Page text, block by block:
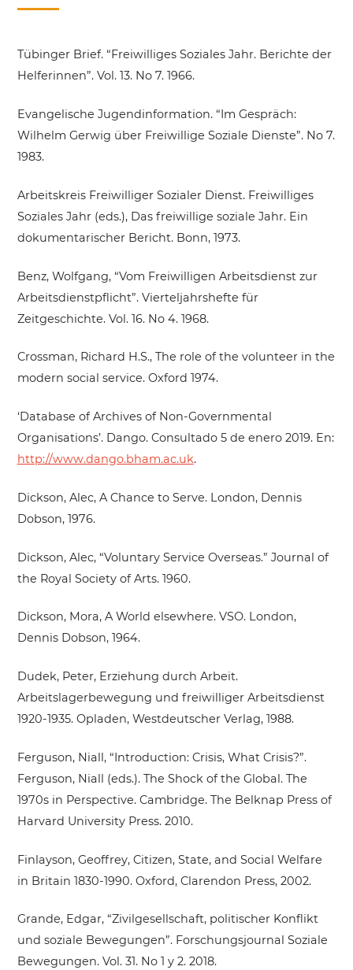
Tübinger Brief. “Freiwilliges Soziales Jahr. Berichte der
Helferinnen”. Vol. 13. No 7. 1966.
Evangelische Jugendinformation. “Im Gespräch:
Wilhelm Gerwig über Freiwillige Soziale Dienste”. No 7.
1983.
Arbeitskreis Freiwilliger Sozialer Dienst. Freiwilliges
Soziales Jahr (eds.), Das freiwillige soziale Jahr. Ein
dokumentarischer Bericht. Bonn, 1973.
Benz, Wolfgang, “Vom Freiwilligen Arbeitsdienst zur
Arbeitsdienstpflicht”. Vierteljahrshefte für
Zeitgeschichte. Vol. 16. No 4. 1968.
Crossman, Richard H.S., The role of the volunteer in the
modern social service. Oxford 1974.
‘Database of Archives of Non-Governmental
Organisations’. Dango. Consultado 5 de enero 2019. En:
http://www.dango.bham.ac.uk.
Dickson, Alec, A Chance to Serve. London, Dennis
Dobson, 1976.
Dickson, Alec, “Voluntary Service Overseas.” Journal of
the Royal Society of Arts. 1960.
Dickson, Mora, A World elsewhere. VSO. London,
Dennis Dobson, 1964.
Dudek, Peter, Erziehung durch Arbeit.
Arbeitslagerbewegung und freiwilliger Arbeitsdienst
1920-1935. Opladen, Westdeutscher Verlag, 1988.
Ferguson, Niall, “Introduction: Crisis, What Crisis?”.
Ferguson, Niall (eds.). The Shock of the Global. The
1970s in Perspective. Cambridge. The Belknap Press of
Harvard University Press. 2010.
Finlayson, Geoffrey, Citizen, State, and Social Welfare
in Britain 1830-1990. Oxford, Clarendon Press, 2002.
Grande, Edgar, “Zivilgesellschaft, politischer Konflikt
und soziale Bewegungen”. Forschungsjournal Soziale
Bewegungen. Vol. 31. No 1 y 2. 2018.